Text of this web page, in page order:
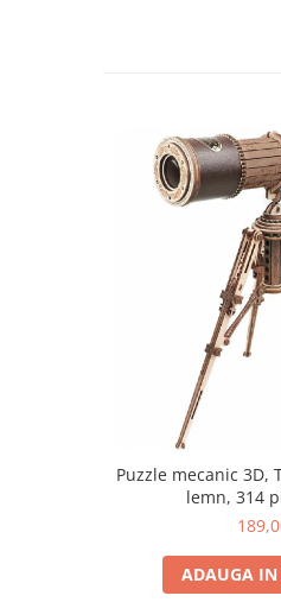
Puzzle mecanic 3D,
lemn, 314
ADAUGA IN